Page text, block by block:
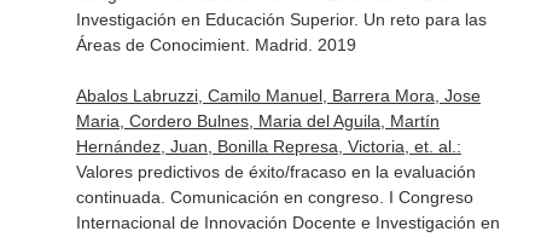
Investigación en Educación Superior. Un reto para las
Áreas de Conocimient. Madrid. 2019
Abalos Labruzzi, Camilo Manuel, Barrera Mora, Jose
Maria, Cordero Bulnes, Maria del Aguila, Martín
Hernández, Juan, Bonilla Represa, Victoria, et. al.:
Valores predictivos de éxito/fracaso en la evaluación
continuada. Comunicación en congreso. I Congreso
Internacional de Innovación Docente e Investigación en